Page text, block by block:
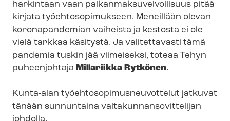
harkintaan vaan pal­kan­mak­su­vel­vol­li­suus pitää
kirjata työ­eh­to­so­pi­muk­seen. Meneillään olevan
koronapandemian vaiheista ja kestosta ei ole
vielä tarkkaa käsitystä. Ja valitettavasti tämä
pandemia tuskin jää viimeiseksi, toteaa Tehyn
puheenjohtaja Millariikka Rytkönen.
Kunta-alan työ­eh­to­so­pi­mus­neu­vot­te­lut jatkuvat
tänään sunnuntaina val­ta­kun­nan­so­vit­te­li­jan